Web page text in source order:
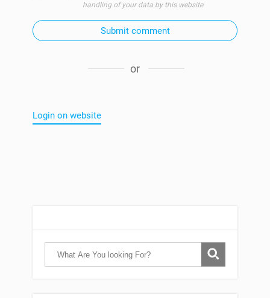
handling of your data by this website
Submit comment
or
Login on website